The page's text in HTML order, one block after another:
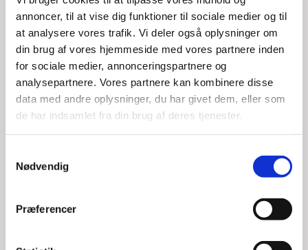
annoncer, til at vise dig funktioner til sociale medier og til
at analysere vores trafik. Vi deler også oplysninger om
din brug af vores hjemmeside med vores partnere inden
for sociale medier, annonceringspartnere og
analysepartnere. Vores partnere kan kombinere disse
data med andre oplysninger, du har givet dem, eller som
de har indsamlet fra din brug af deres tjenester.
Nødvendig
Præferencer
Du vil måske også kunne lide...